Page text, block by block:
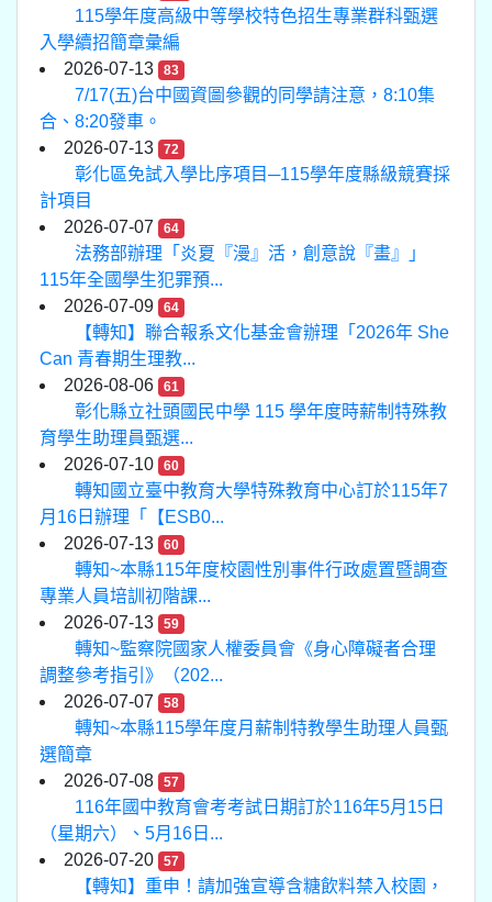
115學年度高級中等學校特色招生專業群科甄選
入學續招簡章彙編
2026-07-13
83
7/17(五)台中國資圖參觀的同學請注意，8:10集
合、8:20發車。
2026-07-13
72
彰化區免試入學比序項目─115學年度縣級競賽採
計項目
2026-07-07
64
法務部辦理「炎夏『漫』活，創意說『畫』」
115年全國學生犯罪預...
2026-07-09
64
【轉知】聯合報系文化基金會辦理「2026年 She
Can 青春期生理教...
2026-08-06
61
彰化縣立社頭國民中學 115 學年度時薪制特殊教
育學生助理員甄選...
2026-07-10
60
轉知國立臺中教育大學特殊教育中心訂於115年7
月16日辦理「【ESB0...
2026-07-13
60
轉知~本縣115年度校園性別事件行政處置暨調查
專業人員培訓初階課...
2026-07-13
59
轉知~監察院國家人權委員會《身心障礙者合理
調整參考指引》（202...
2026-07-07
58
轉知~本縣115學年度月薪制特教學生助理人員甄
選簡章
2026-07-08
57
116年國中教育會考考試日期訂於116年5月15日
（星期六）、5月16日...
2026-07-20
57
【轉知】重申！請加強宣導含糖飲料禁入校園，